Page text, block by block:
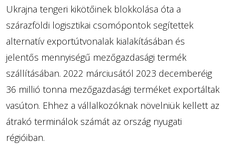
Ukrajna tengeri kikötőinek blokkolása óta a
szárazföldi logisztikai csomópontok segítettek
alternatív exportútvonalak kialakításában és
jelentős mennyiségű mezőgazdasági termék
szállításában. 2022 márciusától 2023 decemberéig
36 millió tonna mezőgazdasági terméket exportáltak
vasúton. Ehhez a vállalkozóknak növelniük kellett az
átrakó terminálok számát az ország nyugati
régióiban.